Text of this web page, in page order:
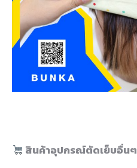
สินค้าอุปกรณ์ตัดเย็บอื่นๆ